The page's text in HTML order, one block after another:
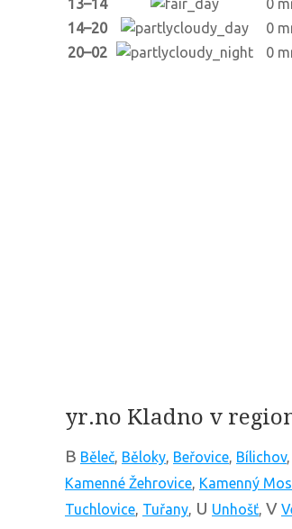
13–14
0
14–20
0
20–02
0
yr.no Kladno v
B Běleč, Běloky, Beřovice, Bílichov,
Kamenné Žehrovice, Kamenný
Tuchlovice, Tuřany, U Unhošť, V